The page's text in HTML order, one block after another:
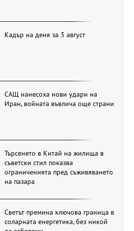
Кадър на деня за 3 август
САЩ нанесоха нови удари на
Иран, войната въвлича още страни
Търсенето в Китай на жилища в
съветски стил показва
ограниченията пред съживяването
на пазара
Светът премина ключова граница в
соларната енергетика, без никой